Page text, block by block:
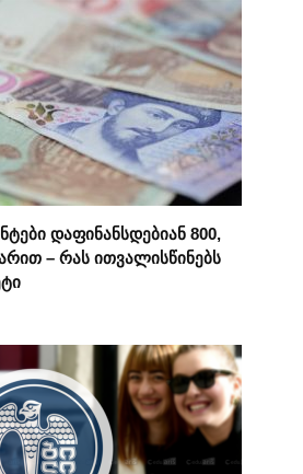
დაფინანსდებიან 800,
– რას ითვალისწინებს